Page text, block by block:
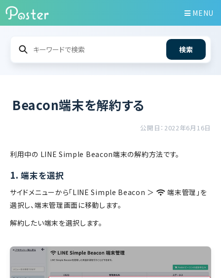
MENU
検索
Beacon端末を解約する
公開日：2022年6月16日
利用中の LINE Simple Beacon端末の解約方法です。
1. 端末を選択
サイドメニューから「LINE Simple Beacon ＞
端末管理」を
選択し、端末管理画面に移動します。
解約したい端末を選択します。